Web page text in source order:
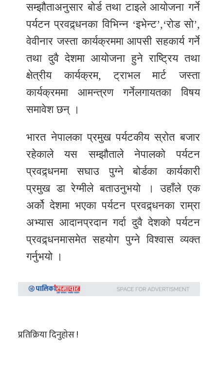
सम्झौताअनुसार बोर्ड तथा टाइले आयोजना गर्ने
पर्यटन प्रवद्र्धनका विभिन्न ‘इभेन्ट’,‘रोड सो’,
वेवीनार जस्ता कार्यक्रममा आपसी सहकार्य गर्ने
तथा दुवै देशमा आयोजना हुने राष्ट्रिय तथा
क्षेत्रीय कार्यक्रम, ट्राभल मार्ट जस्ता
कार्यक्रममा आमन्त्रण गर्नेलगायतका विषय
समावेश छन् ।
भारत नेपालका प्रमुख पर्यटकीय स्रोत बजार
रहेकाले यस सम्झौताले नेपालको पर्यटन
प्रवद्र्धनमा सघाउ पुग्ने बोर्डका कार्यकारी
प्रमुख डा रेग्मीले बताउनुभयो । उहाँले एक
अर्को देशमा भएका पर्यटन प्रवद्र्धनका राम्रा
अभ्यास आदानप्रदान गर्दा दुवै देशको पर्यटन
प्रवद्र्धनमासमेत सहयोग पुग्ने विश्वास व्यक्त
गर्नुभयो ।
प्रतिक्रिया दिनुहोस !